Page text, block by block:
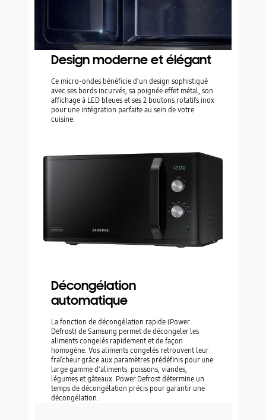
Design moderne et élégant
Ce micro-ondes bénéficie d'un design sophistiqué
avec ses bords incurvés, sa poignée effet métal, son
affichage à LED bleues et ses 2 boutons rotatifs inox
pour une intégration parfaite au sein de votre
cuisine.
Décongélation
automatique
La fonction de décongélation rapide (Power
Defrost) de Samsung permet de décongeler les
aliments congelés rapidement et de façon
homogène. Vos aliments congelés retrouvent leur
fraîcheur grâce aux paramètres prédéfinis pour une
large gamme d'aliments: poissons, viandes,
légumes et gâteaux. Power Defrost détermine un
temps de décongélation précis pour garantir une
décongélation.